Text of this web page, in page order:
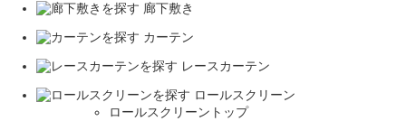
廊下敷き
カーテン
レースカーテン
ロールスクリーン
ロールスクリーントップ